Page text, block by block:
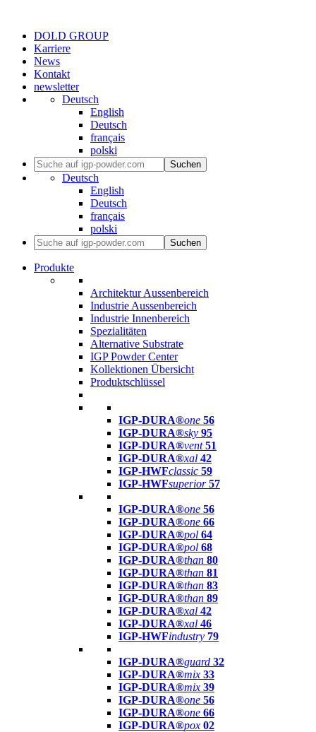
DOLD GROUP
Karriere
News
Kontakt
newsletter
Deutsch
English
Deutsch
français
polski
Suchen
Deutsch
English
Deutsch
français
polski
Suchen
Produkte
Architektur Aussenbereich
Industrie Aussenbereich
Industrie Innenbereich
Spezialitäten
Alternative Substrate
IGP Powder Center
Kollektionen Übersicht
Produktschlüssel
IGP-DURA®one 56
IGP-DURA®sky 95
IGP-DURA®vent 51
IGP-DURA®xal 42
IGP-HWFclassic 59
IGP-HWFsuperior 57
IGP-DURA®one 56
IGP-DURA®one 66
IGP-DURA®pol 64
IGP-DURA®pol 68
IGP-DURA®than 80
IGP-DURA®than 81
IGP-DURA®than 83
IGP-DURA®than 89
IGP-DURA®xal 42
IGP-DURA®xal 46
IGP-HWFindustry 79
IGP-DURA®guard 32
IGP-DURA®mix 33
IGP-DURA®mix 39
IGP-DURA®one 56
IGP-DURA®one 66
IGP-DURA®pox 02